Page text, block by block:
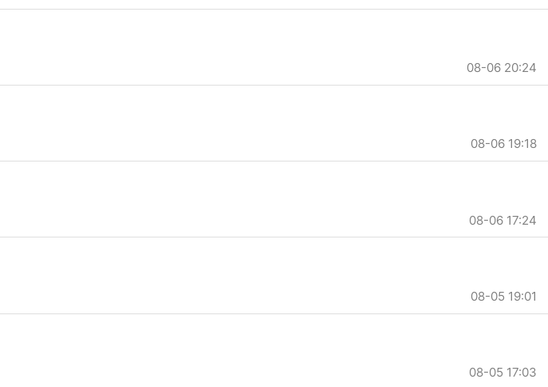
08-06 20:24
08-06 19:18
08-06 17:24
08-05 19:01
08-05 17:03